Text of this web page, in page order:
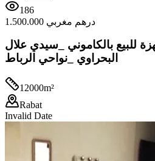
186
1.500.000 درهم مغربي
للبيع بالكاموني _سيدي علال
البحراوي _نواحي الرباط
12000m²
Rabat
Invalid Date